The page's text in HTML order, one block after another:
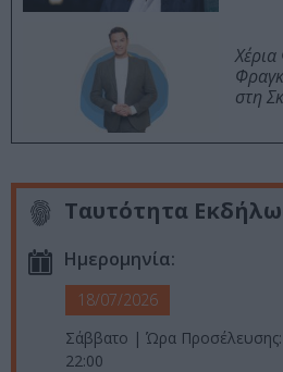
στη
Ταυτότητα
Ημερομηνία:
18/07/2026
Σάββατο | Ώρα
22:00